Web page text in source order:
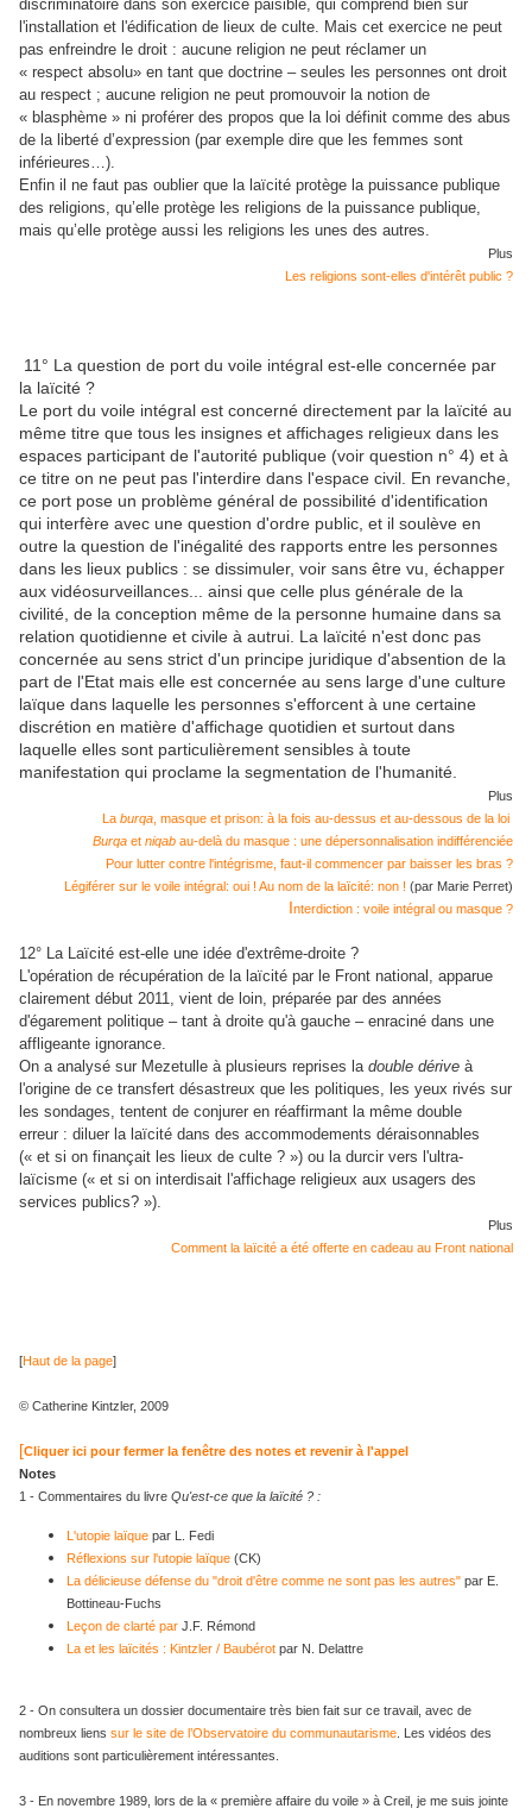
discriminatoire dans son exercice paisible, qui comprend bien sûr
l'installation et l'édification de lieux de culte. Mais cet exercice ne peut
pas enfreindre le droit : aucune religion ne peut réclamer un
« respect absolu» en tant que doctrine – seules les personnes ont droit
au respect ; aucune religion ne peut promouvoir la notion de
« blasphème » ni proférer des propos que la loi définit comme des abus
de la liberté d’expression (par exemple dire que les femmes sont
inférieures…).
Enfin il ne faut pas oublier que la laïcité protège la puissance publique
des religions, qu’elle protège les religions de la puissance publique,
mais qu’elle protège aussi les religions les unes des autres.
Plus
Les religions sont-elles d'intérêt public ?
11° La question de port du voile intégral est-elle concernée par
la laïcité ?
Le port du voile intégral est concerné directement par la laïcité au
même titre que tous les insignes et affichages religieux dans les
espaces participant de l'autorité publique (voir question n° 4) et à
ce titre on ne peut pas l'interdire dans l'espace civil. En revanche,
ce port pose un problème général de possibilité d'identification
qui interfère avec une question d'ordre public, et il soulève en
outre la question de l'inégalité des rapports entre les personnes
dans les lieux publics : se dissimuler, voir sans être vu, échapper
aux vidéosurveillances... ainsi que celle plus générale de la
civilité, de la conception même de la personne humaine dans sa
relation quotidienne et civile à autrui. La laïcité n'est donc pas
concernée au sens strict d'un principe juridique d'absention de la
part de l'Etat mais elle est concernée au sens large d'une culture
laïque dans laquelle les personnes s'efforcent à une certaine
discrétion en matière d'affichage quotidien et surtout dans
laquelle elles sont particulièrement sensibles à toute
manifestation qui proclame la segmentation de l'humanité.
Plus
La burqa , masque et prison: à la fois au-dessus et au-dessous de la loi
Burqa et niqab au-delà du masque : une dépersonnalisation indifférenciée
Pour lutter contre l'intégrisme, faut-il commencer par baisser les bras ?
Légiférer sur le voile intégral: oui ! Au nom de la laïcité: non ! (par Marie Perret)
Interdiction : voile intégral ou masque ?
12° La Laïcité est-elle une idée d'extrême-droite ?
L'opération de récupération de la laïcité par le Front national, apparue
clairement début 2011, vient de loin, préparée par des années
d'égarement politique – tant à droite qu'à gauche – enraciné dans une
affligeante ignorance.
On a analysé sur Mezetulle à plusieurs reprises la double dérive à
l'origine de ce transfert désastreux que les politiques, les yeux rivés sur
les sondages, tentent de conjurer en réaffirmant la même double
erreur : diluer la laïcité dans des accommodements déraisonnables
(« et si on finançait les lieux de culte ? ») ou la durcir vers l'ultra-
laïcisme (« et si on interdisait l'affichage religieux aux usagers des
services publics? »).
Plus
Comment la laïcité a été offerte en cadeau au Front national
[Haut de la page]
© Catherine Kintzler, 2009
[Cliquer ici pour fermer la fenêtre des notes et revenir à l'appel
Notes
1 - Commentaires du livre Qu'est-ce que la laïcité ? :
L'utopie laïque par L. Fedi
Réflexions sur l'utopie laïque (CK)
La délicieuse défense du "droit d'être comme ne sont pas les autres" par E.
Bottineau-Fuchs
Leçon de clarté par J.F. Rémond
La et les laïcités : Kintzler / Baubérot par N. Delattre
2 - On consultera un dossier documentaire très bien fait sur ce travail, avec de
nombreux liens sur le site de l’Observatoire du communautarisme . Les vidéos des
auditions sont particulièrement intéressantes.
3 - En novembre 1989, lors de la « première affaire du voile » à Creil, je me suis jointe